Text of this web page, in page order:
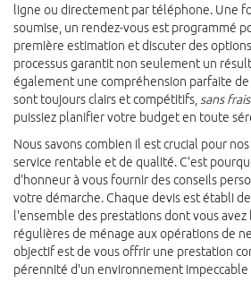
ligne ou directement par téléphone. Une
soumise, un rendez-vous est programmé
première estimation et discuter des
processus garantit non seulement un
également une compréhension parfaite
sont toujours clairs et compétitifs, sans
puissiez planifier votre budget en toute
Nous savons combien il est crucial pour
service rentable et de qualité. C'est
d'honneur à vous fournir des conseils
votre démarche. Chaque devis est établi
l'ensemble des prestations dont vous
régulières de ménage aux opérations de
objectif est de vous offrir une prestation
pérennité d'un environnement impeccable